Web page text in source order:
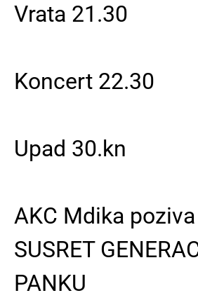
Vrata 21.30
Koncert 22.30
Upad 30.kn
AKC Mdika
SUSRET
PANKU